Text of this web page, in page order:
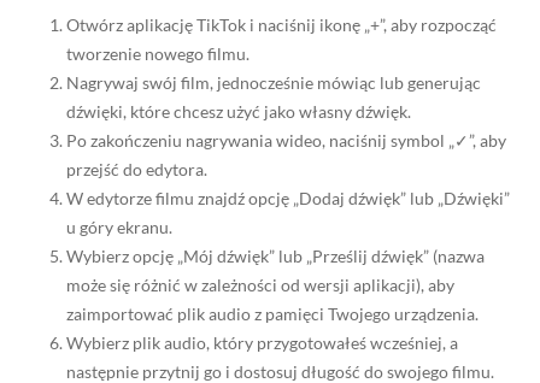
Otwórz aplikację TikTok i naciśnij ikonę „+”, aby rozpocząć
tworzenie nowego filmu.
Nagrywaj swój film, jednocześnie mówiąc lub generując
dźwięki, które chcesz użyć jako własny dźwięk.
Po zakończeniu nagrywania wideo, naciśnij symbol „✓”, aby
przejść do edytora.
W edytorze filmu znajdź opcję „Dodaj dźwięk” lub „Dźwięki”
u góry ekranu.
Wybierz opcję „Mój dźwięk” lub „Prześlij dźwięk” (nazwa
może się różnić w zależności od wersji aplikacji), aby
zaimportować plik audio z pamięci Twojego urządzenia.
Wybierz plik audio, który przygotowałeś wcześniej, a
następnie przytnij go i dostosuj długość do swojego filmu.